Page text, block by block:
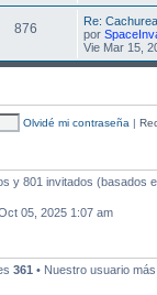
e
876
Re:
por
Vie Mar 15,
Olvidé mi contraseña |
y 801 invitados (basados
05, 2025 1:07 am
361 • Nuestro usuario